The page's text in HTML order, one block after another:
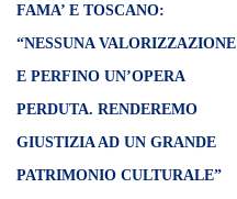
FAMA’ E TOSCANO:
“NESSUNA VALORIZZAZIONE
E PERFINO UN’OPERA
PERDUTA. RENDEREMO
GIUSTIZIA AD UN GRANDE
PATRIMONIO CULTURALE”